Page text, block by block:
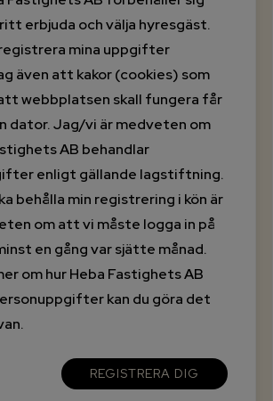
erbjuda och välja hyresgäst.
mina uppgifter
även att kakor (cookies) som
webbplatsen skall fungera får
dator. Jag/vi är medveten om
AB behandlar
enligt gällande lagstiftning.
behålla min registrering i kön är
om att vi måste logga in på
en gång var sjätte månad.
om hur Heba Fastighets AB
kan du göra det
REGISTRERA DIG